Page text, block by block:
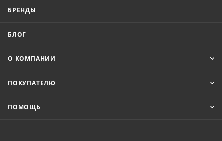
БРЕНДЫ
БЛОГ
О КОМПАНИИ
ПОКУПАТЕЛЮ
ПОМОЩЬ